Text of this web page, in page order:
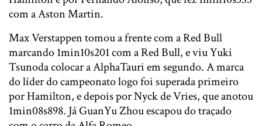
com a Aston Martin.
Max Verstappen tomou a frente com a Red Bull
marcando 1min10s201 com a Red Bull, e viu Yuki
Tsunoda colocar a AlphaTauri em segundo. A marca
do líder do campeonato logo foi superada primeiro
por Hamilton, e depois por Nyck de Vries, que anotou
1min08s898. Já GuanYu Zhou escapou do traçado